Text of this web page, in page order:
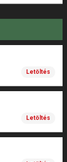
Letöltés
Letöltés